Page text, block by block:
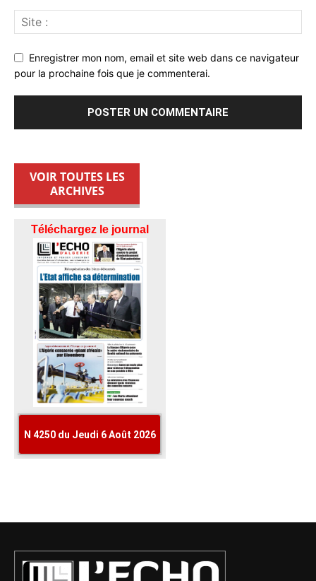
Enregistrer mon nom, email et site web dans ce navigateur
pour la prochaine fois que je commenterai.
VOIR TOUTES LES
ARCHIVES